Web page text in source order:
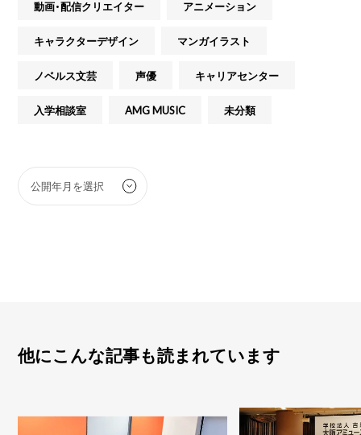
動画・配信クリエイター アニメーション
キャラクターデザイン マンガイラスト
ノベルス文芸 声優 キャリアセンター
入学相談室 AMG MUSIC 未分類
他にこんな記事も読まれています